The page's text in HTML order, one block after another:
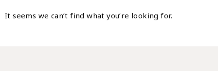
It seems we can’t find what you’re looking for.